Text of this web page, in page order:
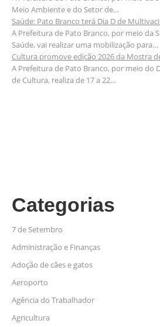
Meio Ambiente e do Setor de…
Saúde: Pato Branco terá Dia D de
A Prefeitura de Pato Branco, por meio da
Saúde, vai realizar uma mobilização para…
Cultura promove edição 2026 da Mostra
A Prefeitura de Pato Branco, por meio do
de Cultura, realiza de 17 a 22…
Categorias
7 de Setembro
Administração e Finanças
Adoção de cães e gatos
Aeroporto
Agência do Trabalhador
Agricultura